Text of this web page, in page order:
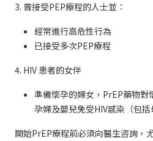
3. 曾接受PEP療程的人士並：
經常進行高危性行為
已接受多次PEP療程
4. HIV 患者的女伴
準備懷孕的婦女，PrEP藥物
孕婦及嬰兒免受HIV感染（包括
開始PrEP療程前必須向醫生咨詢，